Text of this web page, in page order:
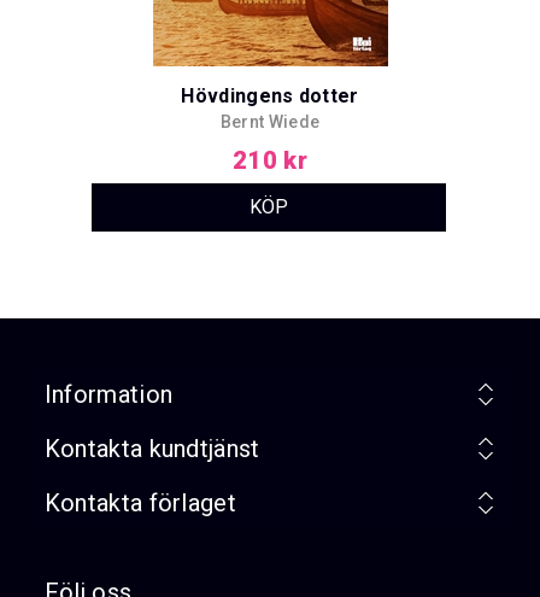
Hövdingens dotter
Bernt Wiede
210 kr
Information
Kontakta kundtjänst
Kontakta förlaget